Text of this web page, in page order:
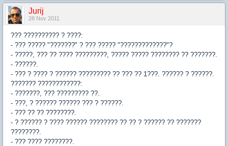
Jurij
28 Nov 2011
??? ?????????? ? ????:
- ??? ????? "???????" ? ??? ????? "?????????????"?
- ?????, ??? ?? ???? ?????????, ????? ????? ???????? ?? ???????.
- ??????.
- ??? ? ???? ? ?????? ????????? ?? ??? ?? 1???. ?????? ? ??????.
??????? ????????????:
- ???????, ??? ????????? ??.
- ???, ? ?????? ?????? ??? ? ??????.
- ??? ?? ?? ????????.
- ? ?????? ? ???? ?????? ???????? ?? ?? ? ?????? ?? ???????
????????.
- ??? ???? ????????.